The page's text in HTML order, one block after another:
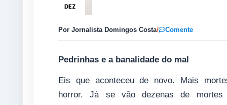
DEZ
Por Jornalista Domingos Costa/ Comente
Pedrinhas e a banalidade do mal
Eis que aconteceu de novo. Mais
horror. Já se vão dezenas de